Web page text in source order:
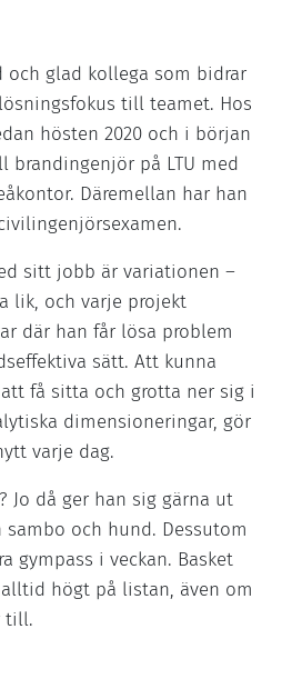
och glad kollega som bidrar
till teamet. Hos
hösten 2020 och i början
brandingenjör på LTU med
Däremellan har han
sitt jobb är variationen –
lik, och varje projekt
där han får lösa problem
sätt. Att kunna
få sitta och grotta ner sig i
dimensioneringar, gör
varje dag.
Jo då ger han sig gärna ut
och hund. Dessutom
gympass i veckan. Basket
högt på listan, även om
till.